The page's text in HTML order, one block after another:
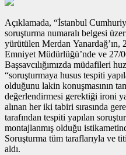
Açıklamada, “İstanbul
soruşturma numaralı belgesi
yürütülen Merdan
Emniyet Müdürlüğü’nde ve 27/
Başsavcılığımızda müdafileri
“soruşturmaya husus tespiti
olduğunu lakin konuşmasının
değerlendirmesi gerektiği ironi
alınan her iki tabiri sırasında
tarafından tespiti yapılan
montajlanmış olduğu
Soruşturma tüm taraflarıyla ve
aldı.